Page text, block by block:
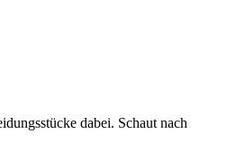
dabei. Schaut nach